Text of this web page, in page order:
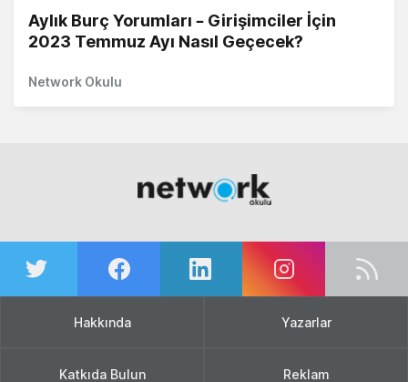
Aylık Burç Yorumları – Girişimciler İçin
2023 Temmuz Ayı Nasıl Geçecek?
Network Okulu
Hakkında Yazarlar
Katkıda Bulun Reklam